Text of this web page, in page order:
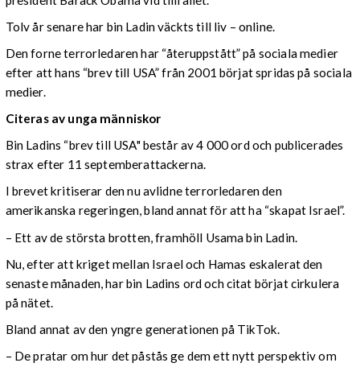
Tolv år senare har bin Ladin väckts till liv – online.
Den forne terrorledaren har “återuppstått” på sociala medier
efter att hans “brev till USA” från 2001 börjat spridas på sociala
medier.
Citeras av unga människor
Bin Ladins “brev till USA" består av 4 000 ord och publicerades
strax efter 11 septemberattackerna.
I brevet kritiserar den nu avlidne terrorledaren den
amerikanska regeringen, bland annat för att ha “skapat Israel”.
– Ett av de största brotten, framhöll Usama bin Ladin.
Nu, efter att kriget mellan Israel och Hamas eskalerat den
senaste månaden, har bin Ladins ord och citat börjat cirkulera
på nätet.
Bland annat av den yngre generationen på TikTok.
– De pratar om hur det påstås ge dem ett nytt perspektiv om